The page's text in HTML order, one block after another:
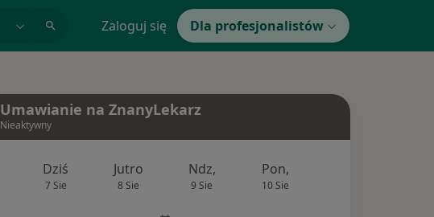
Zaloguj się Dla profesjonalistów
Umawianie na ZnanyLekarz
Nieaktywny
Dziś
7 Sie
Jutro
8 Sie
Ndz,
9 Sie
Pon,
10 Sie